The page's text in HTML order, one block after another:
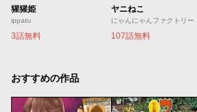
猩猩姫
ippatu
3話無料
ヤニねこ
にゃんにゃんファクトリー
107話無料
おすすめの作品